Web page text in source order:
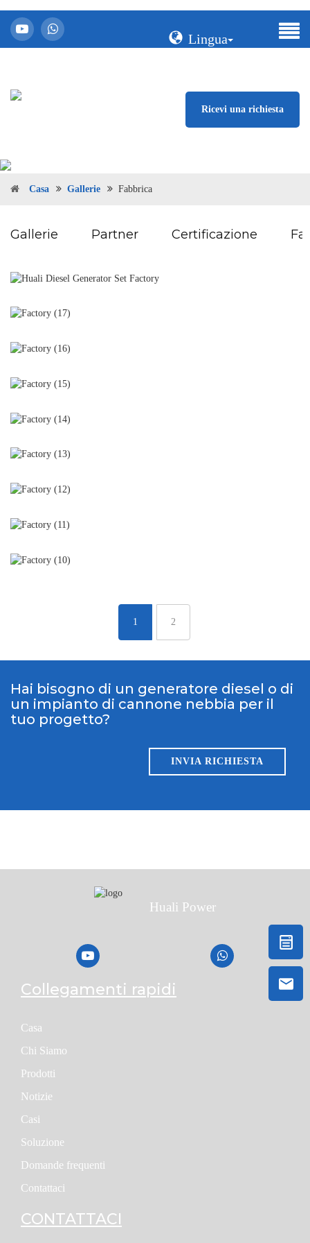
Lingua
Ricevi una richiesta
Casa Gallerie Fabbrica
Gallerie Partner Certificazione
1 2
Hai bisogno di un generatore diesel o di
un impianto di cannone nebbia per il
tuo progetto?
INVIA RICHIESTA
Huali Power
Collegamenti rapidi
Casa
Chi Siamo
Prodotti
Notizie
Casi
Soluzione
Domande frequenti
Contattaci
CONTATTACI